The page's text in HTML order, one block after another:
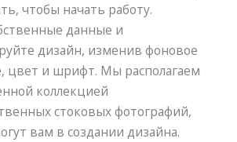
чтобы начать работу.
данные и
дизайн, изменив фоновое
цвет и шрифт. Мы располагаем
коллекцией
стоковых фотографий,
вам в создании дизайна.